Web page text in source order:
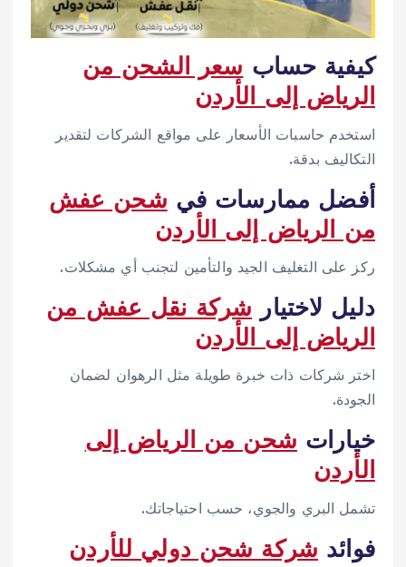
كيفية حساب سعر الشحن من
الرياض إلى الأردن
استخدم حاسبات الأسعار على مواقع الشركات لتقدير
التكاليف بدقة.
أفضل ممارسات في شحن عفش
من الرياض إلى الأردن
ركز على التغليف الجيد والتأمين لتجنب أي مشكلات.
دليل لاختيار شركة نقل عفش من
الرياض إلى الأردن
اختر شركات ذات خبرة طويلة مثل الرهوان لضمان
الجودة.
خيارات شحن من الرياض إلى
الأردن
تشمل البري والجوي، حسب احتياجاتك.
فوائد شركة شحن دولي للأردن